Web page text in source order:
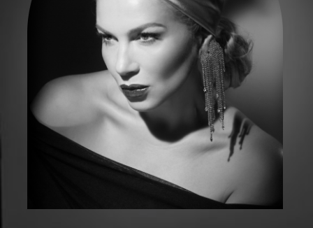
Магические портреты,
в уникальной техники Старого
Кино
ЗАПИСАТЬСЯ НА ФОТОСЕССИЮ